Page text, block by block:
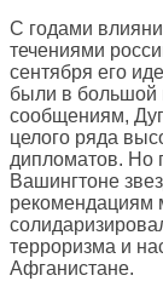
С годами
течениями
сентября его
были в большой
сообщениям,
целого ряда
дипломатов. Но
Вашингтоне
рекомендациям
терроризма и
Афганистане.